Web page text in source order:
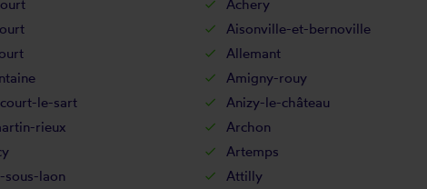
Achery
Aisonville-et-bernoville
Allemant
Amigny-rouy
le-sart Anizy-le-château
rieux Archon
Artemps
sous-laon Attilly